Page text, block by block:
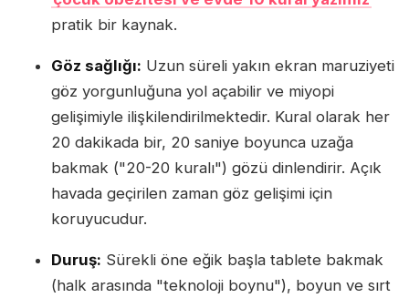
pratik bir kaynak.
Göz sağlığı: Uzun süreli yakın ekran maruziyeti
göz yorgunluğuna yol açabilir ve miyopi
gelişimiyle ilişkilendirilmektedir. Kural olarak her
20 dakikada bir, 20 saniye boyunca uzağa
bakmak ("20-20 kuralı") gözü dinlendirir. Açık
havada geçirilen zaman göz gelişimi için
koruyucudur.
Duruş: Sürekli öne eğik başla tablete bakmak
(halk arasında "teknoloji boynu"), boyun ve sırt